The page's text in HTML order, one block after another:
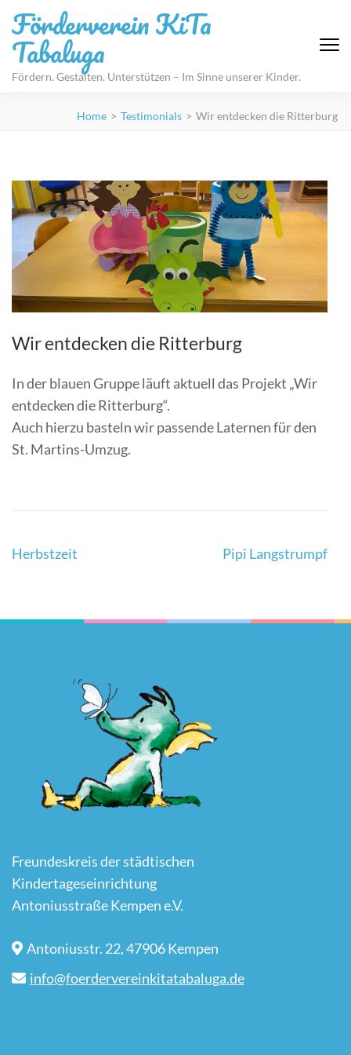
Förderverein KiTa
Tabaluga
Fördern. Gestalten. Unterstützen – Im Sinne unserer Kinder.
Home > Testimonials > Wir entdecken die Ritterburg
Wir entdecken die Ritterburg
In der blauen Gruppe läuft aktuell das Projekt „Wir
entdecken die Ritterburg“.
Auch hierzu basteln wir passende Laternen für den
St. Martins-Umzug.
Post
Herbstzeit Pipi Langstrumpf
Freundeskreis der städtischen
Kindertageseinrichtung
Antoniusstraße Kempen e.V.
Antoniusstr. 22, 47906 Kempen
info@foerdervereinkitatabaluga.de